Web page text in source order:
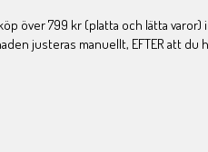
över 799 kr (platta och lätta varor)
justeras manuellt, EFTER att du